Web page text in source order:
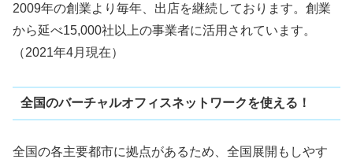
2009年の創業より毎年、出店を継続しております。創業
から延べ15,000社以上の事業者に活用されています。
（2021年4月現在）
全国のバーチャルオフィスネットワークを使える！
全国の各主要都市に拠点があるため、全国展開もしやす